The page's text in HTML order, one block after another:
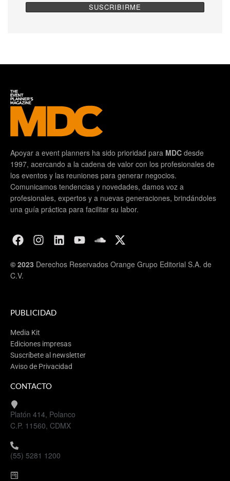
Apoyar a event planners ha sido prioridad para MDC desde
1997, acercando a la cadena de valor con los profesionales de
los eventos y las reuniones para generar negocios.
Comunicamos tendencias y novedades, damos voz a
profesionales, expertos y a nuevas generaciones, brindándoles
una guía práctica para facilitar su labor.
© 2023 Derechos Reservados Orange Grupo Editorial S.A. de
C.V.
PUBLICIDAD
Media Kit
Ediciones impresas
Suscríbete al newsletter
Aviso de Privacidad
CONTACTO
Platón 414, Polanco
C.P. 11560, CDMX
(55) 5281 1200